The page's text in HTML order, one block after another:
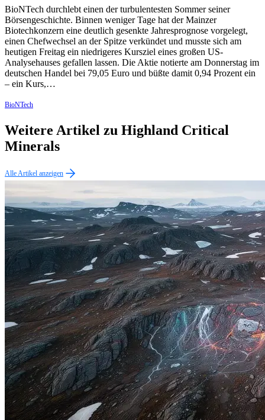
BioNTech durchlebt einen der turbulentesten Sommer seiner
Börsengeschichte. Binnen weniger Tage hat der Mainzer
Biotechkonzern eine deutlich gesenkte Jahresprognose vorgelegt,
einen Chefwechsel an der Spitze verkündet und musste sich am
heutigen Freitag ein niedrigeres Kursziel eines großen US-
Analysehauses gefallen lassen. Die Aktie notierte am Donnerstag im
deutschen Handel bei 79,05 Euro und büßte damit 0,94 Prozent ein
– ein Kurs,…
BioNTech
Weitere Artikel zu Highland Critical
Minerals
Alle Artikel anzeigen